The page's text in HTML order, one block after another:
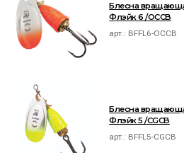
Блесна
Флэйк 6 /OCCB
арт.: BFFL6-OCCB
Блесна
Флэйк 5 /CGCB
арт.: BFFL5-CGCB